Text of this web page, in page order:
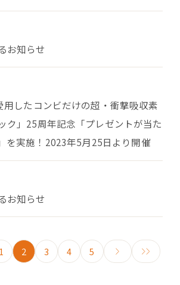
お知らせ
用したコンビだけの超・衝撃吸収素
ク」25周年記念「プレゼントが当た
を実施！2023年5月25日より開催
お知らせ
1 2 3 4 5